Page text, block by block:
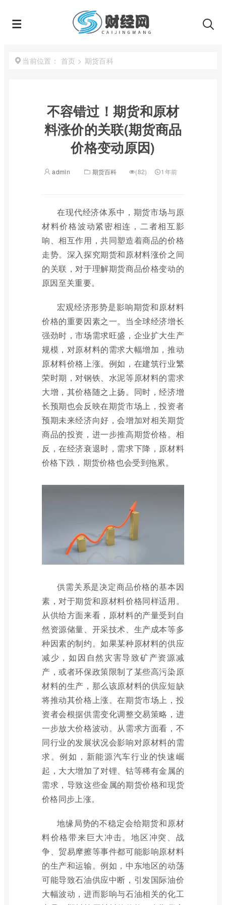
当前位置： 首页 > 期货百科
不容错过！期货和原材
料涨价的关联(期货商品
价格变动原因)
admin 期货百科 (82) 1年前
在现代经济体系中，期货市场与原
材料价格波动紧密相连，二者相互影
响、相互作用，共同塑造着商品的价格
走势。深入探究期货和原材料涨价之间
的关联，对于理解期货商品价格变动的
原因至关重要。
宏观经济形势是影响期货和原材料
价格的重要因素之一。当全球经济增长
强劲时，市场需求旺盛，企业扩大生产
规模，对原材料的需求大幅增加，推动
原材料价格上涨。例如，在建筑行业繁
荣时期，对钢铁、水泥等原材料的需求
大增，其价格随之上扬。同时，经济增
长预期也会反映在期货市场上，投资者
预期未来经济向好，会增加对相关期货
商品的投资，进一步推高期货价格。相
反，在经济衰退时，需求下降，原材料
价格下跌，期货价格也会受到拖累。
供需关系是决定商品价格的基本因
素，对于期货和原材料价格同样适用。
从供给方面来看，原材料的产量受到自
然资源储量、开采技术、生产成本等多
种因素的制约。如果某种原材料的供应
减少，如因自然灾害导致矿产资源减
产，或者环保政策限制了某些高污染原
材料的生产，那么该原材料的供应短缺
将推动其价格上涨。在期货市场上，投
资者会根据供需变化调整交易策略，进
一步放大价格波动。从需求方面看，不
同行业的发展状况会影响对原材料的需
求。例如，新能源汽车行业的快速崛
起，大大增加了对锂、钴等稀有金属的
需求，导致这些金属的期货价格和现货
价格同步上涨。
地缘局势的不稳定会给期货和原材
料价格带来巨大冲击。地区冲突、战
争、贸易摩擦等事件都可能影响原材料
的生产和运输。例如，中东地区的动荡
可能导致石油供应中断，引发国际油价
大幅波动，进而影响与石油相关的化工